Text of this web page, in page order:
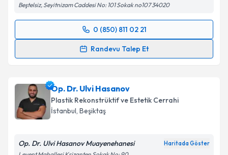
Beştelsiz, Seyitnizam Caddesi No: 101 Sokak no107 34020
0 (850) 811 02 21
Randevu Talep Et
Randevu Takvimi Talebi
takvim hazırlandığında e-posta ile bilgilendireceğiz.
E-posta Adresiniz
Op. Dr. Ulvi Hasanov
Plastik Rekonstrüktif ve Estetik Cerrahi
İstanbul, Beşiktaş
Op. Dr. Ulvi Hasanov Muayenehanesi Haritada Göster